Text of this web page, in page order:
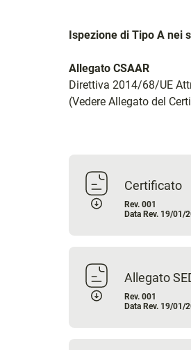
Ispezione di Tipo A nei
Allegato CSAAR
Direttiva 2014/68/UE
(Vedere Allegato del
Certificato
Rev. 001
Data Rev. 19/01/
Allegato
Rev. 001
Data Rev. 19/01/